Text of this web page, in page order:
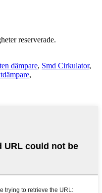
reserverade.
dämpare, Smd Cirkulator,
,